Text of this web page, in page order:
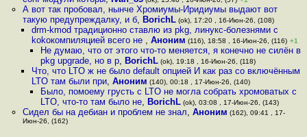
А вот так пробовал, нынче Хромиумы-Иридиумы выдают вот
такую предупреждалку, и б, BorichL(ok), 17:20 , 16-Июн-26, (108)
drm-kmod традиционно ставлю из pkg, линукс-болезнями с
kokoкомпиляцией всего не , Аноним (116), 18:58 , 16-Июн-26, (116) +1
Не думаю, что от этого что-то меняется, я конечно не силён в
pkg upgrade, но в р, BorichL (ok), 19:18 , 16-Июн-26, (118)
Что, что LTO ж не было default опцией И как раз со включённым
LTO там были при, Аноним (140), 00:18 , 17-Июн-26, (140)
Было, помоему грусть с LTO не могла собрать хромоватых с
LTO, что-то там было не, BorichL (ok), 03:08 , 17-Июн-26, (143)
Сидел бы на дебиан и проблем не знал, Аноним (162), 09:41 , 17-
Июн-26, (162)